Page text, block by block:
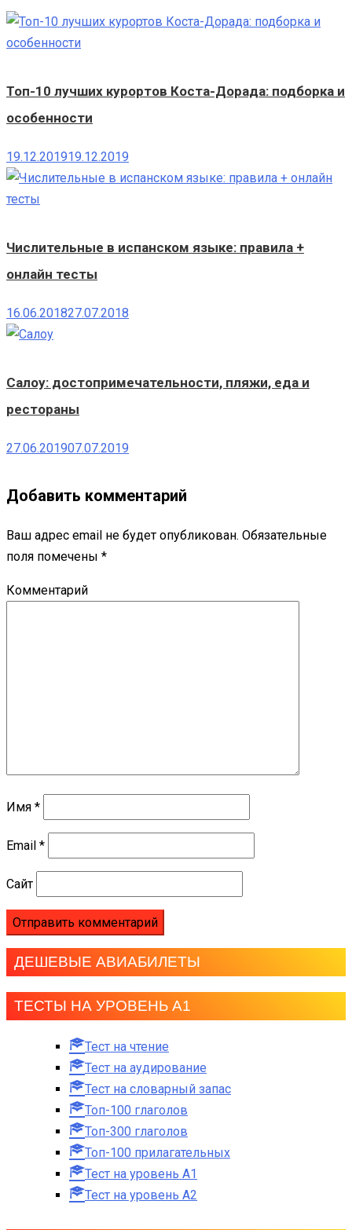
Топ-10 лучших курортов Коста-Дорада: подборка и
особенности
19.12.201919.12.2019
Числительные в испанском языке: правила +
онлайн тесты
16.06.201827.07.2018
Салоу: достопримечательности, пляжи, еда и
рестораны
27.06.201907.07.2019
Добавить комментарий
Ваш адрес email не будет опубликован. Обязательные
поля помечены *
Комментарий
Имя *
Email *
Сайт
ДЕШЕВЫЕ АВИАБИЛЕТЫ
ТЕСТЫ НА УРОВЕНЬ А1
Тест на чтение
Тест на аудирование
Тест на словарный запас
Топ-100 глаголов
Топ-300 глаголов
Топ-100 прилагательных
Тест на уровень A1
Тест на уровень A2